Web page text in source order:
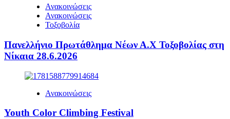
Ανακοινώσεις
Ανακοινώσεις
Τοξοβολία
Πανελλήνιο Πρωτάθλημα Νέων Α.Χ Τοξοβολίας στη
Νίκαια 28.6.2026
Ανακοινώσεις
Youth Color Climbing Festival